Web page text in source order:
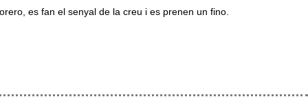
es fan el senyal de la creu i es prenen un fino.